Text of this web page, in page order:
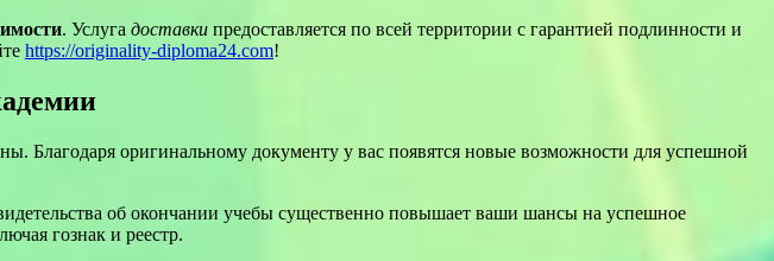
. Услуга доставки предоставляется по всей территории с гарантией подлинности и
https://originality-diploma24.com!
Благодаря оригинальному документу у вас появятся новые возможности для успешной
об окончании учебы существенно повышает ваши шансы на успешное
гознак и реестр.